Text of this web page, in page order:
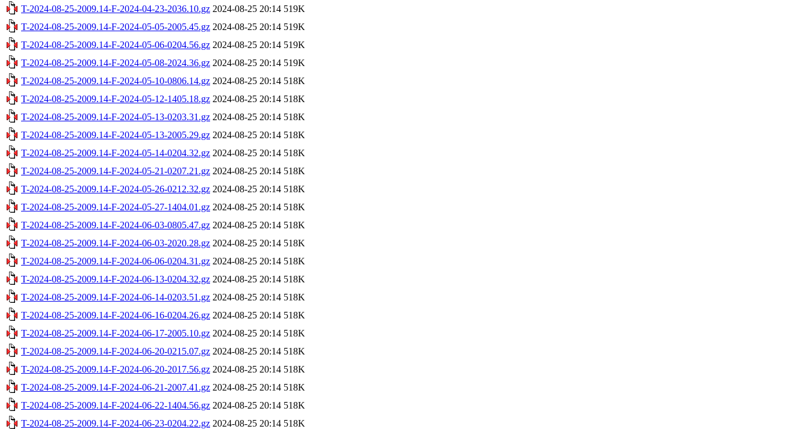
T-2024-08-25-2009.14-F-2024-04-23-2036.10.gz 2024-08-25 20:14 519K
T-2024-08-25-2009.14-F-2024-05-05-2005.45.gz 2024-08-25 20:14 519K
T-2024-08-25-2009.14-F-2024-05-06-0204.56.gz 2024-08-25 20:14 519K
T-2024-08-25-2009.14-F-2024-05-08-2024.36.gz 2024-08-25 20:14 519K
T-2024-08-25-2009.14-F-2024-05-10-0806.14.gz 2024-08-25 20:14 518K
T-2024-08-25-2009.14-F-2024-05-12-1405.18.gz 2024-08-25 20:14 518K
T-2024-08-25-2009.14-F-2024-05-13-0203.31.gz 2024-08-25 20:14 518K
T-2024-08-25-2009.14-F-2024-05-13-2005.29.gz 2024-08-25 20:14 518K
T-2024-08-25-2009.14-F-2024-05-14-0204.32.gz 2024-08-25 20:14 518K
T-2024-08-25-2009.14-F-2024-05-21-0207.21.gz 2024-08-25 20:14 518K
T-2024-08-25-2009.14-F-2024-05-26-0212.32.gz 2024-08-25 20:14 518K
T-2024-08-25-2009.14-F-2024-05-27-1404.01.gz 2024-08-25 20:14 518K
T-2024-08-25-2009.14-F-2024-06-03-0805.47.gz 2024-08-25 20:14 518K
T-2024-08-25-2009.14-F-2024-06-03-2020.28.gz 2024-08-25 20:14 518K
T-2024-08-25-2009.14-F-2024-06-06-0204.31.gz 2024-08-25 20:14 518K
T-2024-08-25-2009.14-F-2024-06-13-0204.32.gz 2024-08-25 20:14 518K
T-2024-08-25-2009.14-F-2024-06-14-0203.51.gz 2024-08-25 20:14 518K
T-2024-08-25-2009.14-F-2024-06-16-0204.26.gz 2024-08-25 20:14 518K
T-2024-08-25-2009.14-F-2024-06-17-2005.10.gz 2024-08-25 20:14 518K
T-2024-08-25-2009.14-F-2024-06-20-0215.07.gz 2024-08-25 20:14 518K
T-2024-08-25-2009.14-F-2024-06-20-2017.56.gz 2024-08-25 20:14 518K
T-2024-08-25-2009.14-F-2024-06-21-2007.41.gz 2024-08-25 20:14 518K
T-2024-08-25-2009.14-F-2024-06-22-1404.56.gz 2024-08-25 20:14 518K
T-2024-08-25-2009.14-F-2024-06-23-0204.22.gz 2024-08-25 20:14 518K